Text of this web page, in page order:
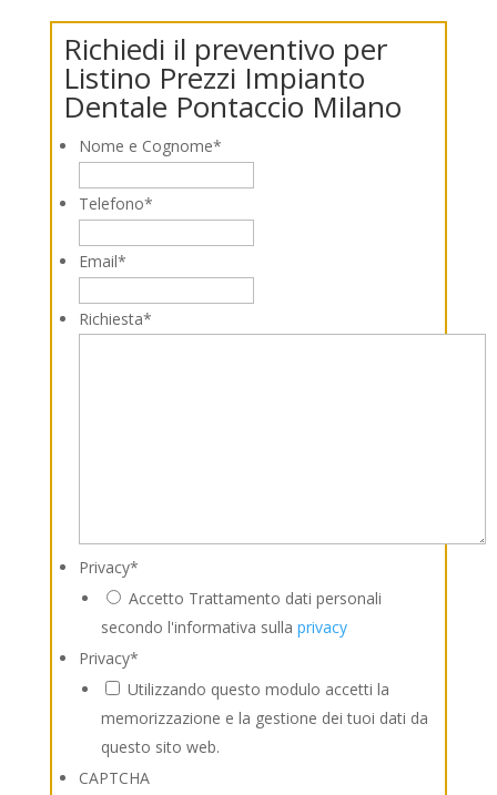
Richiedi il preventivo per
Listino Prezzi Impianto
Dentale Pontaccio Milano
Nome e Cognome*
Telefono*
Email*
Richiesta*
Privacy*
Accetto Trattamento dati personali
secondo l'informativa sulla privacy
Privacy*
Utilizzando questo modulo accetti la
memorizzazione e la gestione dei tuoi dati da
questo sito web.
CAPTCHA